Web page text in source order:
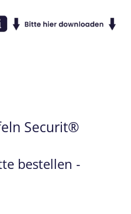
Securit®
bestellen -